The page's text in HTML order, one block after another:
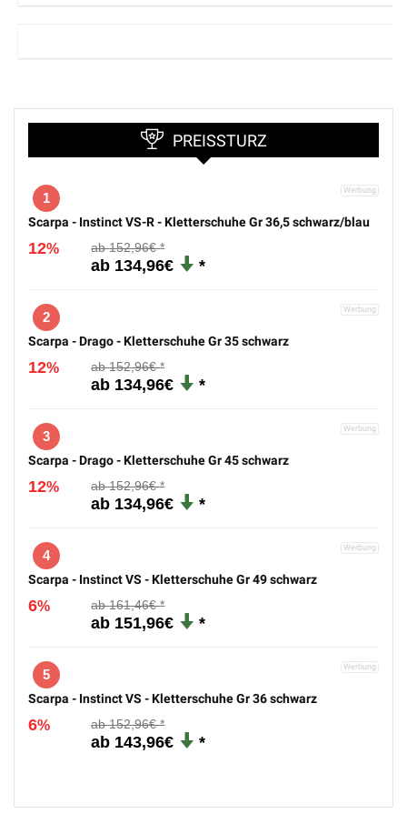
PREISSTURZ
1
Scarpa - Instinct VS-R - Kletterschuhe Gr 36,5 schwarz/blau
12% 152,96€
134,96€
2
Scarpa - Drago - Kletterschuhe Gr 35 schwarz
12% 152,96€
134,96€
3
Scarpa - Drago - Kletterschuhe Gr 45 schwarz
12% 152,96€
134,96€
4
Scarpa - Instinct VS - Kletterschuhe Gr 49 schwarz
6% 161,46€
151,96€
5
Scarpa - Instinct VS - Kletterschuhe Gr 36 schwarz
6% 152,96€
143,96€